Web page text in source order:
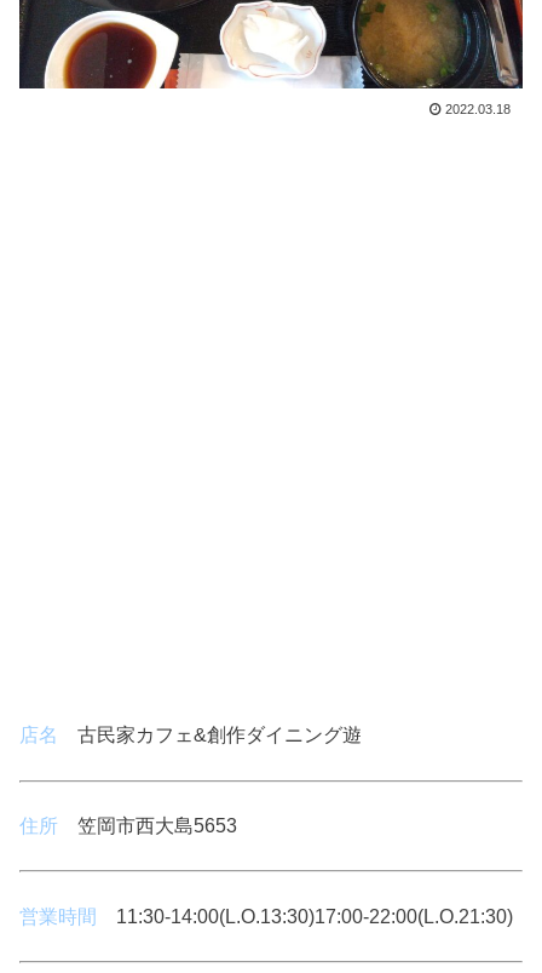
2022.03.18
店名 古民家カフェ&創作ダイニング遊
住所 笠岡市西大島5653
営業時間 11:30-14:00(L.O.13:30)17:00-22:00(L.O.21:30)